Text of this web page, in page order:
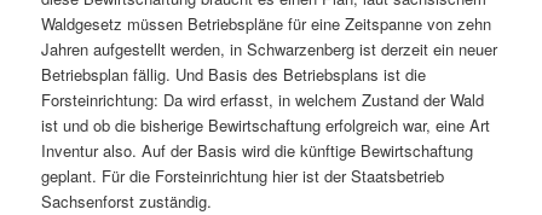
Waldgesetz müssen Betriebspläne für eine Zeitspanne von zehn
Jahren aufge­stellt werden, in Schwarzenberg ist derzeit ein neuer
Betriebsplan fällig. Und Basis des Betriebsplans ist die
Forsteinrichtung: Da wird erfasst, in welchem Zustand der Wald
ist und ob die bishe­rige Bewirtschaftung erfolg­reich war, eine Art
Inventur also. Auf der Basis wird die künf­tige Bewirtschaftung
geplant. Für die Forsteinrichtung hier ist der Staatsbetrieb
Sachsenforst zuständig.